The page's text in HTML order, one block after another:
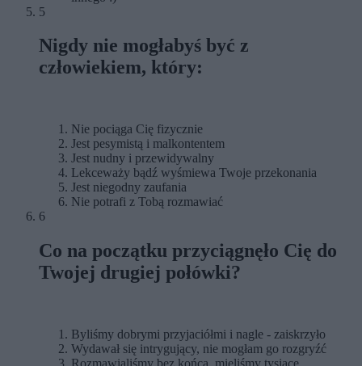
5
Nigdy nie mogłabyś być z
człowiekiem, który:
Nie pociąga Cię fizycznie
Jest pesymistą i malkontentem
Jest nudny i przewidywalny
Lekceważy bądź wyśmiewa Twoje przekonania
Jest niegodny zaufania
Nie potrafi z Tobą rozmawiać
6
Co na początku przyciągnęło Cię do
Twojej drugiej połówki?
Byliśmy dobrymi przyjaciółmi i nagle - zaiskrzyło
Wydawał się intrygujący, nie mogłam go rozgryźć